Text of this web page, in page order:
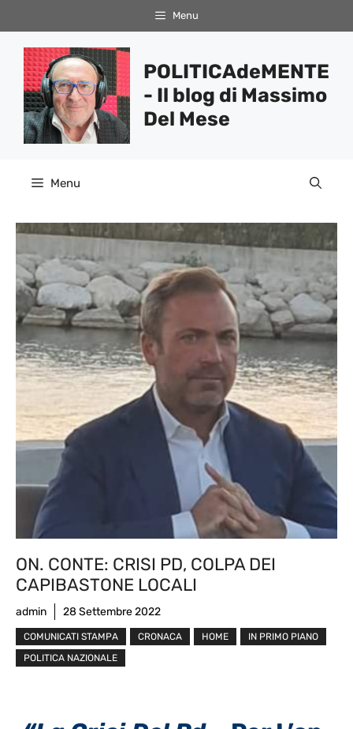
al
contenuto
Menu
POLITICAdeMENTE
- Il blog di Massimo
Del Mese
Menu
ON. CONTE: CRISI PD, COLPA DEI
CAPIBASTONE LOCALI
admin 28 Settembre 2022
COMUNICATI STAMPA CRONACA HOME
IN PRIMO PIANO
POLITICA NAZIONALE